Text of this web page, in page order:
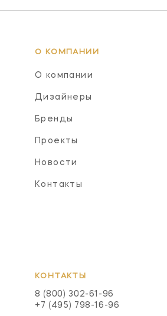
О КОМПАНИИ
О компании
Дизайнеры
Бренды
Проекты
Новости
Контакты
КОНТАКТЫ
8 (800) 302-61-96
+7 (495) 798-16-96